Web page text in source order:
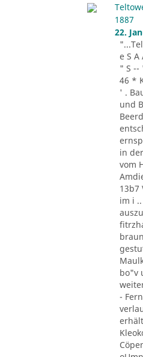
1887
22.
e S
" S --
46 *
' .
und
in
vom
13b7
im i
bo"v
-